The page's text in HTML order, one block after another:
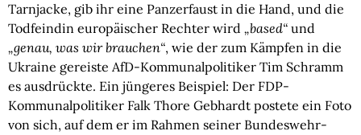
Tarnjacke, gib ihr eine Panzerfaust in die Hand, und die
Todfeindin europäischer Rechter wird „based“ und
„genau, was wir brauchen“, wie der zum Kämpfen in die
Ukraine gereiste AfD-Kommunalpolitiker Tim Schramm
es ausdrückte. Ein jüngeres Beispiel: Der FDP-
Kommunalpolitiker Falk Thore Gebhardt postete ein Foto
von sich, auf dem er im Rahmen seiner Bundeswehr-